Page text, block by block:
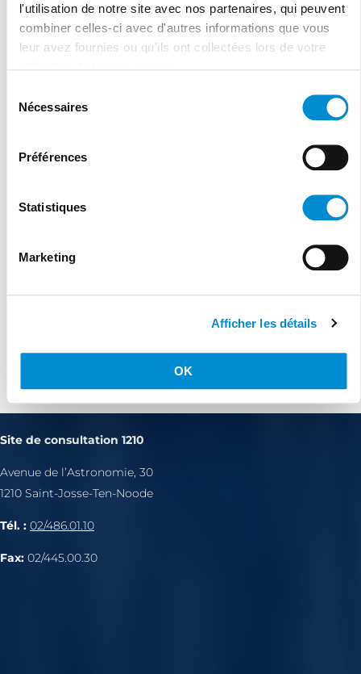
l'utilisation de notre site avec nos partenaires, qui peuvent
combiner celles-ci avec d'autres informations que vous
leur avez fournies ou qu'ils ont collectées lors de votre
Nécessaires
Préférences
Statistiques
Marketing
Afficher les détails
OK
J'ai lu et accepte les termes et les
conditions
Site de consultation 1210
Avenue de l’Astronomie, 30
1210 Saint-Josse-Ten-Noode
Tél. : 02/486.01.10
Fax: 02/445.00.30